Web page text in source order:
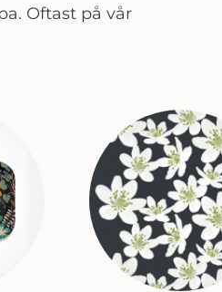
Oftast på vår